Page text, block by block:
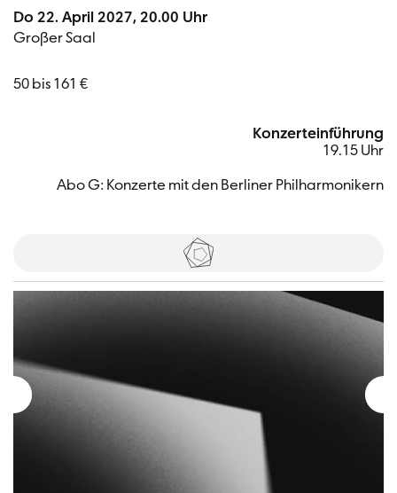
Do 22. April 2027, 20.00 Uhr
Großer Saal
50 bis 161 €
Konzerteinführung
19.15 Uhr
Abo G: Konzerte mit den Berliner Philharmonikern
Tickets